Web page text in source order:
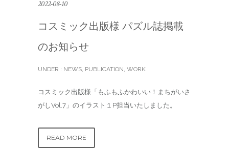
2022-08-10
コスミック出版様 パズル誌掲載
のお知らせ
UNDER : NEWS, PUBLICATION, WORK
コスミック出版様「もふもふかわいい！まちがいさ
がしVol.7」のイラスト１P担当いたしました。
READ MORE